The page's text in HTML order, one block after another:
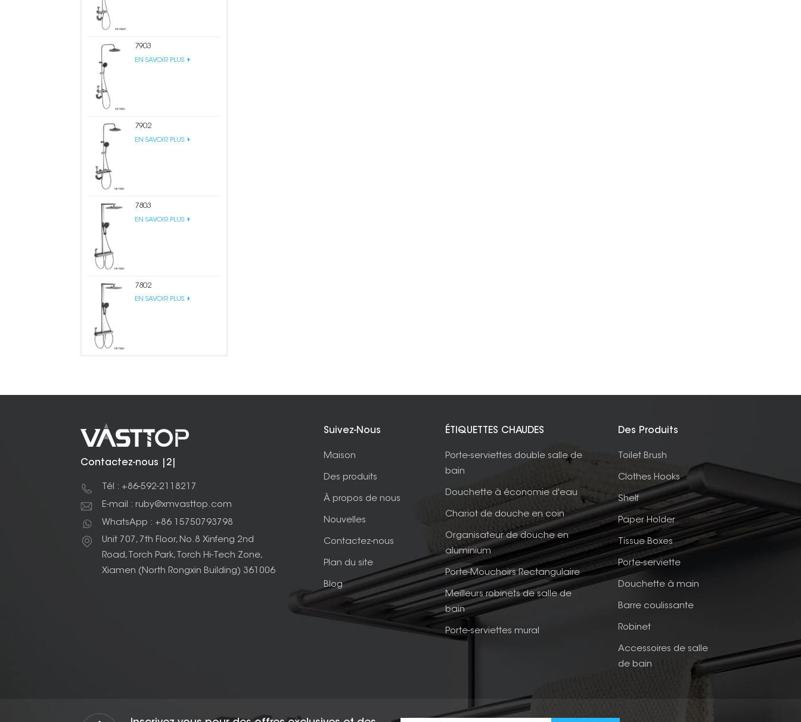
7903
EN SAVOIR PLUS
7902
EN SAVOIR PLUS
7803
EN SAVOIR PLUS
7802
EN SAVOIR PLUS
Contactez-nous |2|
Tél : +86-592-2118217
E-mail : ruby@xmvasttop.com
WhatsApp : +86 15750793798
Unit 707, 7th Floor, No.8 Xinfeng 2nd
Road, Torch Park, Torch Hi-Tech Zone,
Xiamen (North Rongxin Building) 361006
Suivez-Nous
Maison
Des produits
À propos de nous
Nouvelles
Contactez-nous
Plan du site
Blog
ÉTIQUETTES CHAUDES
Porte-serviettes double salle de
bain
Douchette à économie d'eau
Chariot de douche en coin
Organisateur de douche en
aluminium
Porte-Mouchoirs Rectangulaire
Meilleurs robinets de salle de
bain
Porte-serviettes mural
Des Produits
Toilet Brush
Clothes Hooks
Shelf
Paper Holder
Tissue Boxes
Porte-serviette
Douchette à main
Barre coulissante
Robinet
Accessoires de salle
de bain